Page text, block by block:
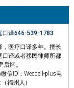
口译646-539-1783
医疗口译多年。擅长
口译或者移民律师所都
区。
信ID：Weebell-plus电
福州人）